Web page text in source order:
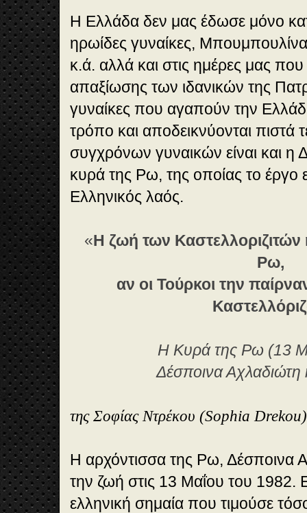
Η Ελλάδα δεν μας έδωσε μόνο
ηρωίδες γυναίκες,
κ.ά. αλλά και στις ημέρες μας που
απαξίωσης των ιδανικών της
γυναίκες που αγαπούν την
τρόπο και αποδεικνύονται πιστά
συγχρόνων γυναικών είναι και η
κυρά της Ρω, της οποίας το έργο
Ελληνικός λαός.
«Η ζωή των
Ρω,
αν οι Τούρκοι την
Η Κυρά της Ρω (13
Δέσποινα Αχλαδιώτη
της Σοφίας Ντρέκου (Sophia Drekou)
Η αρχόντισσα της Ρω, Δέσποινα
την ζωή στις 13 Μαΐου του
ελληνική σημαία που τιμούσε